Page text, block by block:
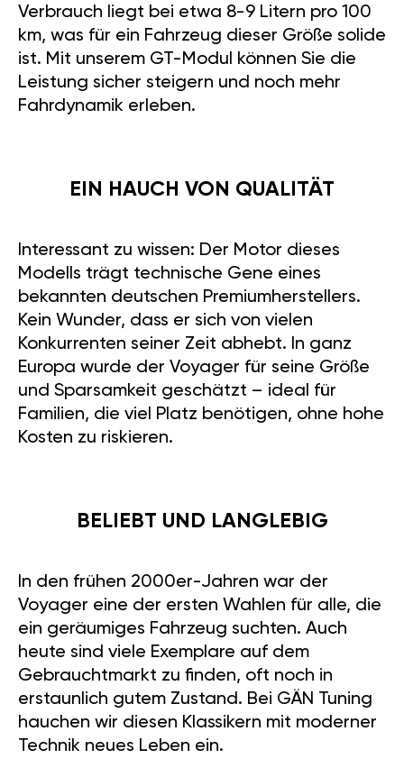
Verbrauch liegt bei etwa 8-9 Litern pro 100
km, was für ein Fahrzeug dieser Größe solide
ist. Mit unserem GT-Modul können Sie die
Leistung sicher steigern und noch mehr
Fahrdynamik erleben.
EIN HAUCH VON QUALITÄT
Interessant zu wissen: Der Motor dieses
Modells trägt technische Gene eines
bekannten deutschen Premiumherstellers.
Kein Wunder, dass er sich von vielen
Konkurrenten seiner Zeit abhebt. In ganz
Europa wurde der Voyager für seine Größe
und Sparsamkeit geschätzt – ideal für
Familien, die viel Platz benötigen, ohne hohe
Kosten zu riskieren.
BELIEBT UND LANGLEBIG
In den frühen 2000er-Jahren war der
Voyager eine der ersten Wahlen für alle, die
ein geräumiges Fahrzeug suchten. Auch
heute sind viele Exemplare auf dem
Gebrauchtmarkt zu finden, oft noch in
erstaunlich gutem Zustand. Bei GÄN Tuning
hauchen wir diesen Klassikern mit moderner
Technik neues Leben ein.